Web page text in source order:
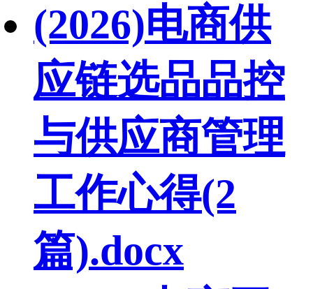
(2026)电商供
应链选品品控
与供应商管理
工作心得(2
篇).docx